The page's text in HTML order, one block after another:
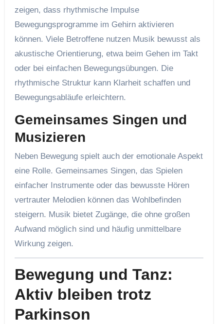
zeigen, dass rhythmische Impulse
Bewegungsprogramme im Gehirn aktivieren
können. Viele Betroffene nutzen Musik bewusst als
akustische Orientierung, etwa beim Gehen im Takt
oder bei einfachen Bewegungsübungen. Die
rhythmische Struktur kann Klarheit schaffen und
Bewegungsabläufe erleichtern.
Gemeinsames Singen und
Musizieren
Neben Bewegung spielt auch der emotionale Aspekt
eine Rolle. Gemeinsames Singen, das Spielen
einfacher Instrumente oder das bewusste Hören
vertrauter Melodien können das Wohlbefinden
steigern. Musik bietet Zugänge, die ohne großen
Aufwand möglich sind und häufig unmittelbare
Wirkung zeigen.
Bewegung und Tanz:
Aktiv bleiben trotz
Parkinson